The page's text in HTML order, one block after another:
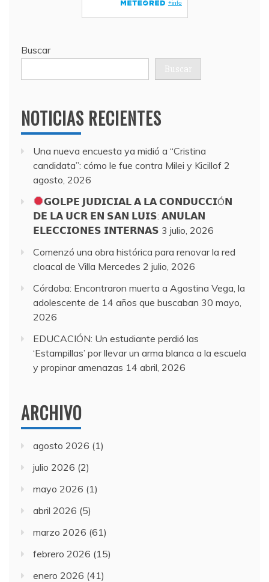
Buscar
Buscar
NOTICIAS RECIENTES
Una nueva encuesta ya midió a “Cristina
candidata”: cómo le fue contra Milei y Kicillof 2
agosto, 2026
𝗚𝗢𝗟𝗣𝗘 𝗝𝗨𝗗𝗜𝗖𝗜𝗔𝗟 𝗔 𝗟𝗔 𝗖𝗢𝗡𝗗𝗨𝗖𝗖𝗜Ó𝗡
𝗗𝗘 𝗟𝗔 𝗨𝗖𝗥 𝗘𝗡 𝗦𝗔𝗡 𝗟𝗨𝗜𝗦: 𝗔𝗡𝗨𝗟𝗔𝗡
𝗘𝗟𝗘𝗖𝗖𝗜𝗢𝗡𝗘𝗦 𝗜𝗡𝗧𝗘𝗥𝗡𝗔𝗦 3 julio, 2026
Comenzó una obra histórica para renovar la red
cloacal de Villa Mercedes 2 julio, 2026
Córdoba: Encontraron muerta a Agostina Vega, la
adolescente de 14 años que buscaban 30 mayo,
2026
EDUCACIÓN: Un estudiante perdió las
‘Estampillas’ por llevar un arma blanca a la escuela
y propinar amenazas 14 abril, 2026
ARCHIVO
agosto 2026 (1)
julio 2026 (2)
mayo 2026 (1)
abril 2026 (5)
marzo 2026 (61)
febrero 2026 (15)
enero 2026 (41)